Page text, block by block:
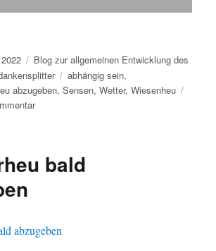
Kategorien
Blog zur allgemeinen Entwicklung des
Schlagwörter
abhängig sein,
abzugeben,Sensen,Wetter,Wiesenheu
zu
–
trocken
bald